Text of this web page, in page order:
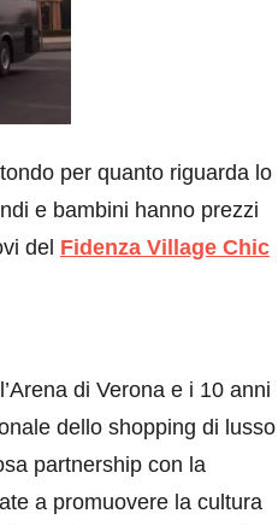
per quanto riguarda lo
e bambini hanno prezzi
del Fidenza Village Chic
di Verona e i 10 anni
dello shopping di lusso
partnership con la
a promuovere la cultura